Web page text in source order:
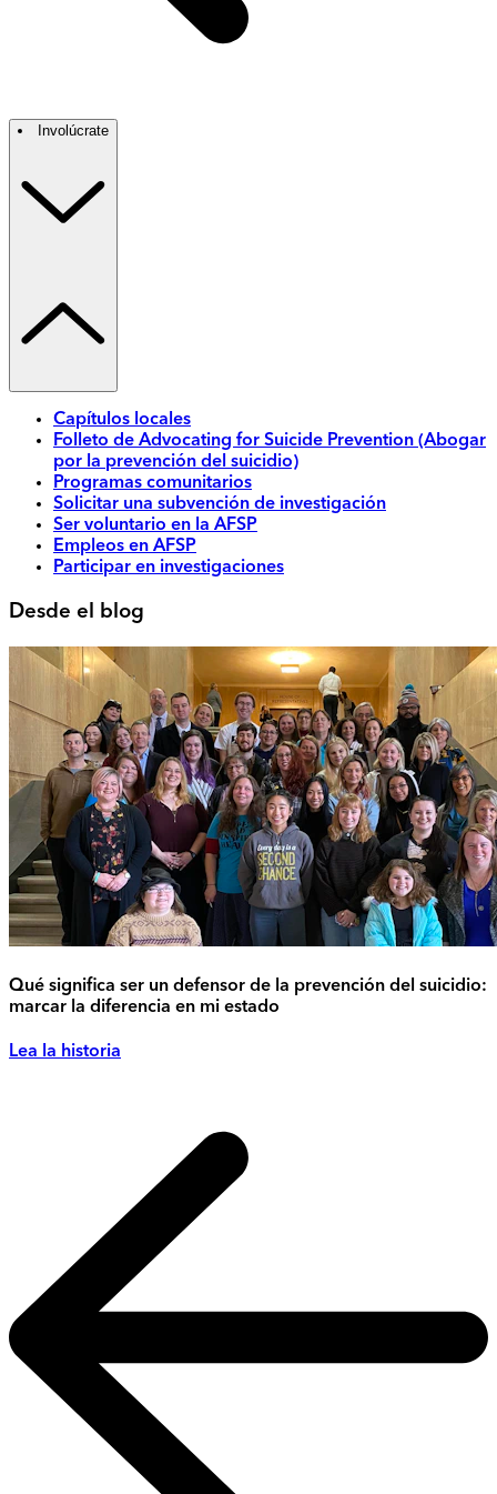
Involúcrate
Capítulos locales
Folleto de Advocating for Suicide Prevention (Abogar
por la prevención del suicidio)
Programas comunitarios
Solicitar una subvención de investigación
Ser voluntario en la AFSP
Empleos en AFSP
Participar en investigaciones
Desde el blog
Qué significa ser un defensor de la prevención del suicidio:
marcar la diferencia en mi estado
Lea la historia